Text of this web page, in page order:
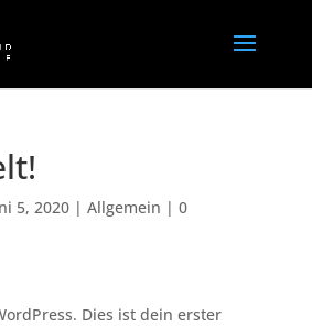
5, 2020| Allgemein | 0
Dies ist dein erster